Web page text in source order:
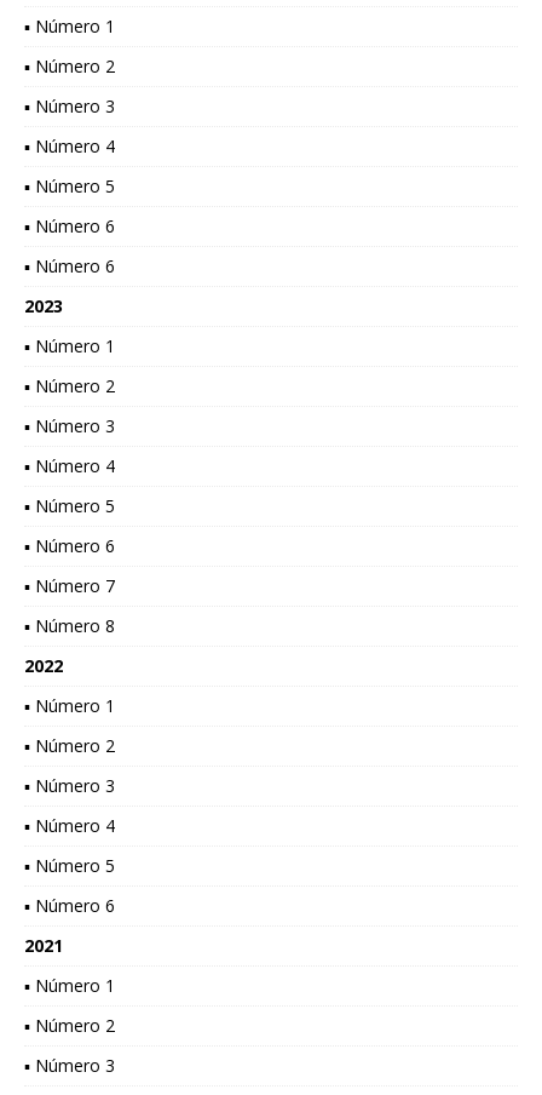
▪ Número 1
▪ Número 2
▪ Número 3
▪ Número 4
▪ Número 5
▪ Número 6
▪ Número 6
2023
▪ Número 1
▪ Número 2
▪ Número 3
▪ Número 4
▪ Número 5
▪ Número 6
▪ Número 7
▪ Número 8
2022
▪ Número 1
▪ Número 2
▪ Número 3
▪ Número 4
▪ Número 5
▪ Número 6
2021
▪ Número 1
▪ Número 2
▪ Número 3